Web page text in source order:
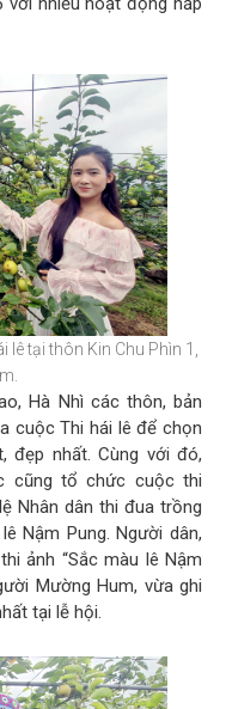
lê tại thôn Kin Chu Phìn 1,
Hà Nhì các thôn, bản
cuộc Thi hái lê để chọn
đẹp nhất. Cùng với đó,
cũng tổ chức cuộc thi
Nhân dân thi đua trồng
Nậm Pung. Người dân,
ảnh “Sắc màu lê Nậm
Mường Hum, vừa ghi
tại lễ hội.